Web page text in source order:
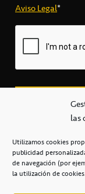
las
Utilizamos cookies
publicidad
de navegación (por
la utilización de cookies.
Aviso Legal*
+34